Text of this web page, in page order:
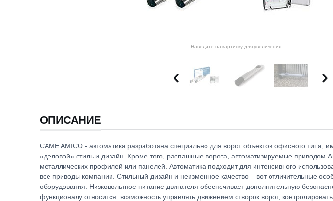
Наведите на картинку для увеличения
ОПИСАНИЕ
CAME AMICO - автоматика разработана специально для ворот объектов офисного типа,
«деловой» стиль и дизайн. Кроме того, распашные ворота, автоматизируемые приводом
металлических профилей или панелей. Автоматика подходит для интенсивного
все приводы компании. Стильный дизайн и неизменное качество – вот отличительные
оборудования. Низковольтное питание двигателя обеспечивает дополнительную
функционалу относится: возможность управлять движением створок ворот,